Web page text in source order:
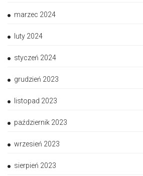
marzec 2024
luty 2024
styczeń 2024
grudzień 2023
listopad 2023
październik 2023
wrzesień 2023
sierpień 2023